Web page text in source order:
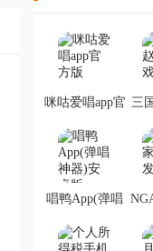
咪咕爱唱app官 三
唱鸭App(弹唱